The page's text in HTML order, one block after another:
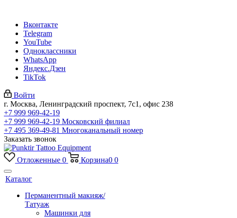
Вконтакте
Telegram
YouTube
Одноклассники
WhatsApp
Яндекс.Дзен
TikTok
Войти
г. Москва, Ленинградский проспект, 7с1, офис 238
+7 999 969-42-19
+7 999 969-42-19 Московский филиал
+7 495 369-49-81 Многоканальный номер
Заказать звонок
Отложенные 0 Корзина0 0
Каталог
Перманентный макияж/
Татуаж
Машинки для